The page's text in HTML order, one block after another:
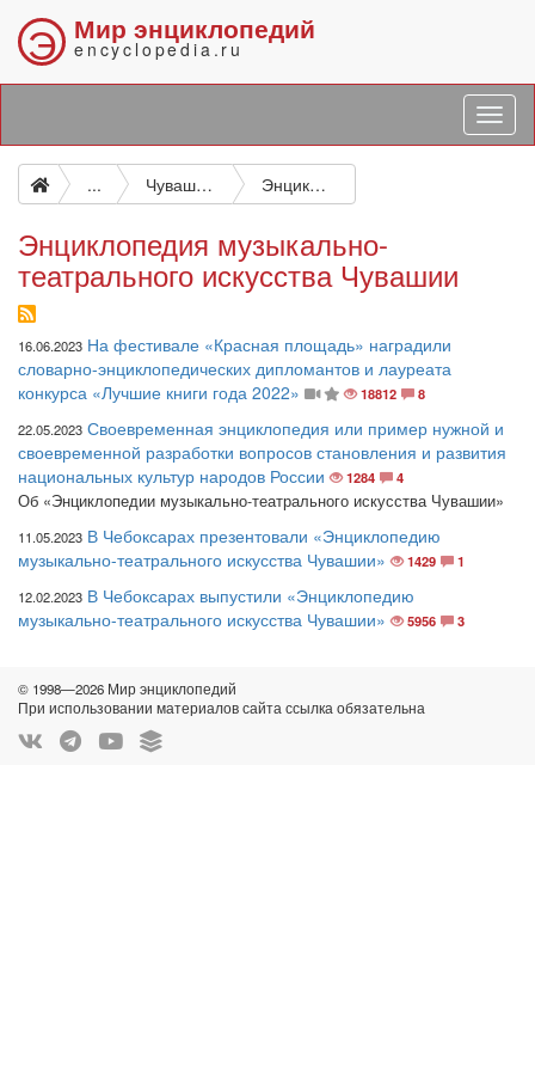
Э Мир энциклопедий
encyclopedia.ru
... Чувашское книжное издательство Энциклопедия музыкально-театрального искусства Чувашии
Энциклопедия музыкально-
театрального искусства Чувашии
16.06.2023 На фестивале «Красная площадь» наградили
словарно-энциклопедических дипломантов и лауреата
конкурса «Лучшие книги года 2022»
18812
8
22.05.2023 Своевременная энциклопедия или пример нужной и
своевременной разработки вопросов становления и развития
национальных культур народов России
1284 4
Об «Энциклопедии музыкально-театрального искусства Чувашии»
11.05.2023 В Чебоксарах презентовали «Энциклопедию
музыкально-театрального искусства Чувашии»
1429
1
12.02.2023 В Чебоксарах выпустили «Энциклопедию
музыкально-театрального искусства Чувашии»
5956 3
© 1998—2026 Мир энциклопедий
При использовании материалов сайта ссылка обязательна